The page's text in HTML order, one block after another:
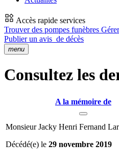
Accès rapide services
Trouver des pompes funèbres
Publier un avis de décès
menu
Consultez les
A la mémoire de
Monsieur Jacky Henri Fernand
Décédé(e) le 29 novembre 2019